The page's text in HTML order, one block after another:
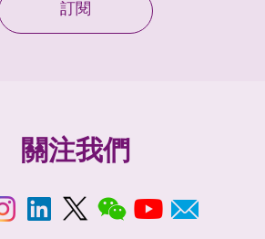
訂閱
關注我們